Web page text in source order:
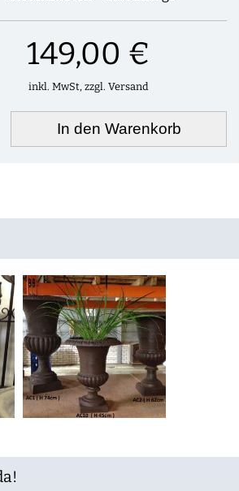
149,00 €
inkl. MwSt, zzgl. Versand
In den Warenkorb